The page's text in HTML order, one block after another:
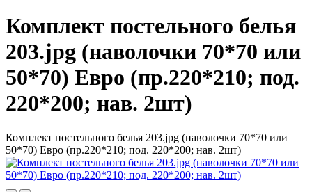
Комплект постельного белья
203.jpg (наволочки 70*70 или
50*70) Евро (пр.220*210; под.
220*200; нав. 2шт)
Комплект постельного белья 203.jpg (наволочки 70*70 или
50*70) Евро (пр.220*210; под. 220*200; нав. 2шт)